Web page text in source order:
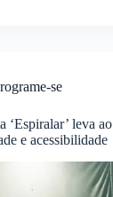
se
‘Espiralar’ leva ao
e acessibilidade